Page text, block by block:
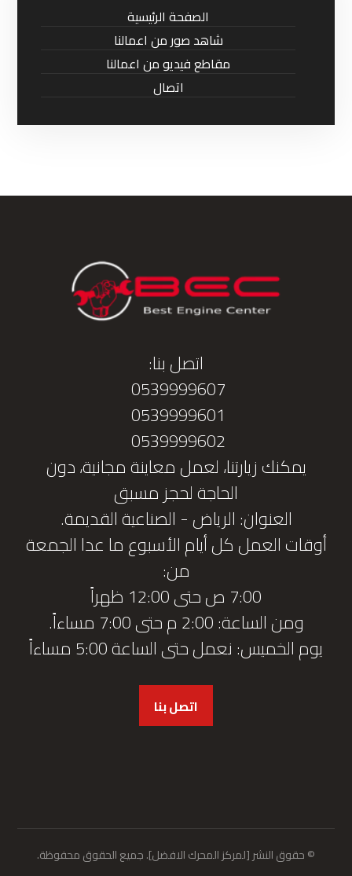
الصفحة الرئيسية
شاهد صور من اعمالنا
مقاطع فيديو من اعمالنا
اتصال
اتصل بنا:
0539999607
0539999601
0539999602
يمكنك زيارتنا، لعمل معاينة مجانية، دون
الحاجة لحجز مسبق
العنوان: الرياض - الصناعية القديمة.
أوقات العمل كل أيام الأسبوع ما عدا الجمعة
من:
7:00 ص حتى 12:00 ظهراً
ومن الساعة: 2:00 م حتى 7:00 مساءاً.
يوم الخميس: نعمل حتى الساعة 5:00 مساءاً
اتصل بنا
© حقوق النشر [لمركز المحرك الافضل]. جميع الحقوق محفوظة.